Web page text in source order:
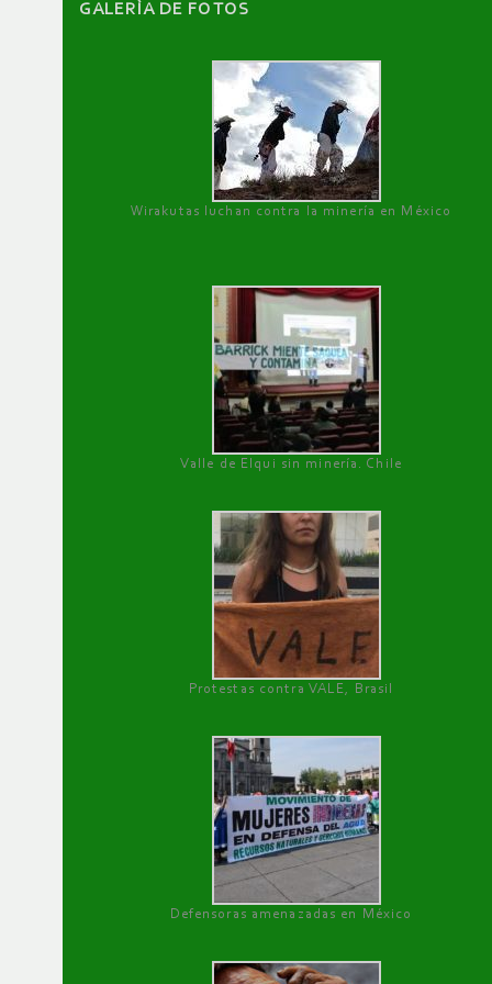
GALERÌA DE FOTOS
Wirakutas luchan contra la minería en México
Valle de Elqui sin minería. Chile
Protestas contra VALE, Brasil
Defensoras amenazadas en México